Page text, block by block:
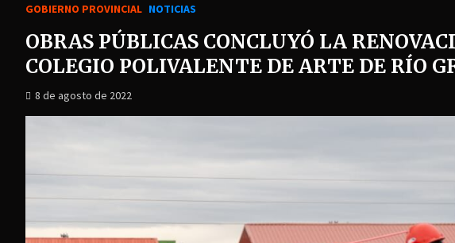
GOBIERNO PROVINCIAL NOTICIAS
OBRAS PÚBLICAS CONCLUYÓ LA
COLEGIO POLIVALENTE DE ARTE DE RÍO
8 de agosto de 2022